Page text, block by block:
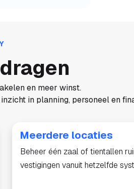
en meer winst.
in planning, personeel en
Meerdere locaties
Beheer één zaal of tientallen
vestigingen vanuit hetzelfde